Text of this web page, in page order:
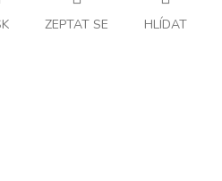
ZEPTAT SE HLÍDAT